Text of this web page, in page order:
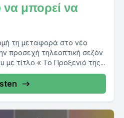
μπορεί να
τη μεταφορά στο νέο
προσεχή τηλεοπτική σεζόν
με τίτλο « Το Προξενιό της...